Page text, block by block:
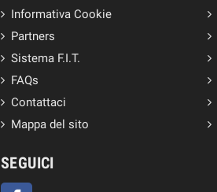
Informativa Cookie
Partners
Sistema F.I.T.
FAQs
Contattaci
Mappa del sito
SEGUICI